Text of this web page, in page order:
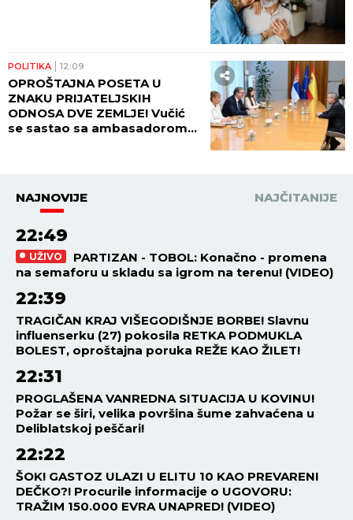
POLITIKA 12:09
OPROŠTAJNA POSETA U
ZNAKU PRIJATELJSKIH
ODNOSA DVE ZEMLJE! Vučić
se sastao sa ambasadorom
NAJNOVIJE NAJČITANIJE
22:49
UŽIVO
PARTIZAN - TOBOL: Konačno - promena
na semaforu u skladu sa igrom na terenu! (VIDEO)
22:39
TRAGIČAN KRAJ VIŠEGODIŠNJE BORBE! Slavnu
influenserku (27) pokosila RETKA PODMUKLA
BOLEST, oproštajna poruka REŽE KAO ŽILET!
22:31
PROGLAŠENA VANREDNA SITUACIJA U KOVINU!
Požar se širi, velika površina šume zahvaćena u
Deliblatskoj peščari!
22:22
ŠOK! GASTOZ ULAZI U ELITU 10 KAO PREVARENI
DEČKO?! Procurile informacije o UGOVORU:
TRAŽIM 150.000 EVRA UNAPRED! (VIDEO)